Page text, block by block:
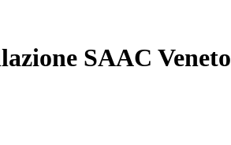
SAAC Veneto